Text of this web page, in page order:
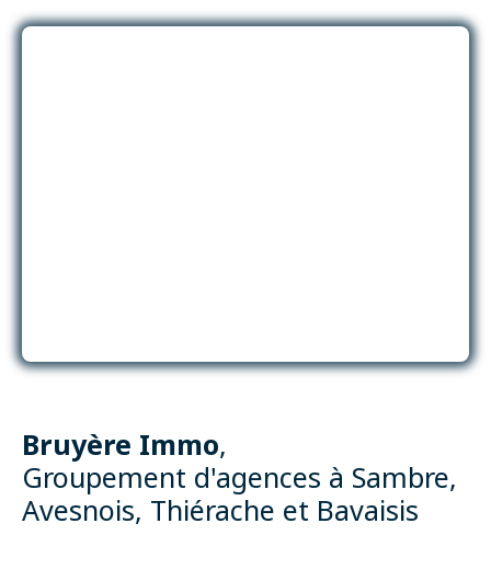
Bruyère Immo,
Groupement d'agences à Sambre,
Avesnois, Thiérache et Bavaisis